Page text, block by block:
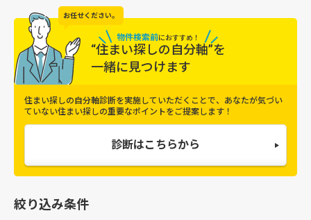
お任せください。
物件検索前におすすめ！
“住まい探しの自分軸”を
一緒に見つけます
住まい探しの自分軸診断を実施していただくことで、 あなたが気づい
ていない住まい探しの重要なポイントをご提案します！
診断はこちらから
絞り込み条件